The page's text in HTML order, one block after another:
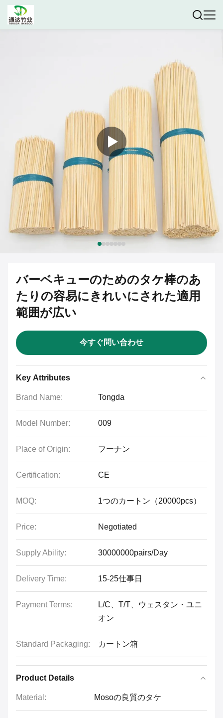
バーベキューのためのタケ棒のあ
たりの容易にきれいにされた適用
範囲が広い
今すぐ問い合わせ
Key Attributes
Brand Name: Tongda
Model Number: 009
Place of Origin: フーナン
Certification: CE
MOQ: 1つのカートン（20000pcs）
Price: Negotiated
Supply Ability: 30000000pairs/Day
Delivery Time: 15-25仕事日
Payment Terms:
L/C、T/T、ウェスタン・ユニ
オン
Standard Packaging: カートン箱
Product Details
Material: Mosoの良質のタケ